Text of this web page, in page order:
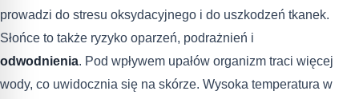
prowadzi do stresu oksydacyjnego i do uszkodzeń tkanek.
Słońce to także ryzyko oparzeń, podrażnień i
odwodnienia. Pod wpływem upałów organizm traci więcej
wody, co uwidocznia się na skórze. Wysoka temperatura w